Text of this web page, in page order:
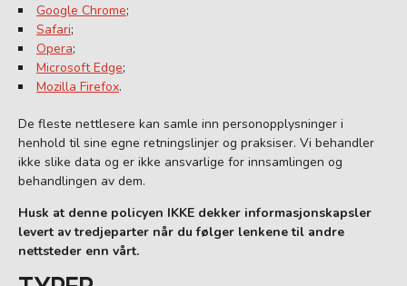
Google Chrome;
Safari;
Opera;
Microsoft Edge;
Mozilla Firefox.
De fleste nettlesere kan samle inn personopplysninger i
henhold til sine egne retningslinjer og praksiser. Vi behandler
ikke slike data og er ikke ansvarlige for innsamlingen og
behandlingen av dem.
Husk at denne policyen IKKE dekker informasjonskapsler
levert av tredjeparter når du følger lenkene til andre
nettsteder enn vårt.